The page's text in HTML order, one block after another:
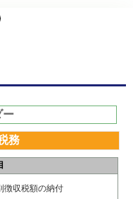
ー
務
徴収税額の納付